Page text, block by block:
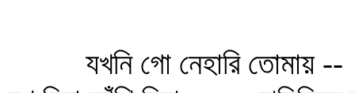
যখনি গো নেহারি তোমায় --